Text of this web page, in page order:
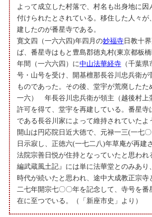
よって成立した村落で、村名も出身地に因
付けられたとされている。移住した人々が
建したのが番星寺である。
寛文四（一六六四)年四月の妙福寺日教十
ば、番星寺はもと豊島郡徳丸村(東京都板
年間（一六六四）に中山法華経寺 （千葉
号・山号を受け、開基檀那長谷川忠兵衛が
ものであった。その後、堂宇が荒廃したた
一六） 年長谷川忠兵衛が領主（越後村上
許可を得て、堂宇を再建している。番星寺
である長谷川家によって維持されていたよ
開山は円応院日近大徳で、元禄一三(一七
日示寂し、正徳六(一七二八)年草庵が再建
法院宗善日悦が住持となっていたと思われ
編武蔵風土記』には単に法華堂とのみあり
時代が続いたと思われ、途中大成教正宗寺
二七年開宗七〇〇年を記念して、寺号を番
在に至つでいる。（「新座市史」より）